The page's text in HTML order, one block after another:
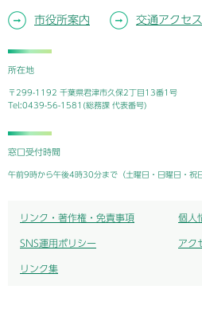
市役所案内 交通アクセス
所在地
〒299-1192 千葉県君津市久保2丁目13番1号
Tel:0439-56-1581(総務課 代表番号)
窓口受付時間
午前9時から午後4時30分まで（土曜日・日曜日・祝
リンク・著作権・免責事項 個人
SNS運用ポリシー アク
リンク集